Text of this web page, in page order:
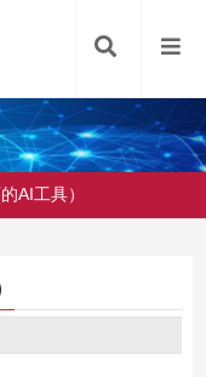
AI工具）